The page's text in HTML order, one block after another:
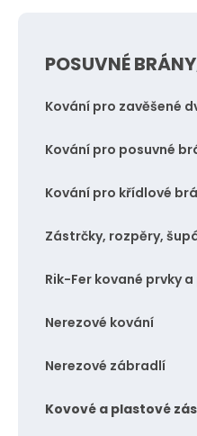
POSUVNÉ
Kování pro zavěšené
Kování pro posuvné
Kování pro křídlové
Zástrčky, rozpěry,
Rik-Fer kované prvky
Nerezové kování
Nerezové zábradlí
Kovové a plastové